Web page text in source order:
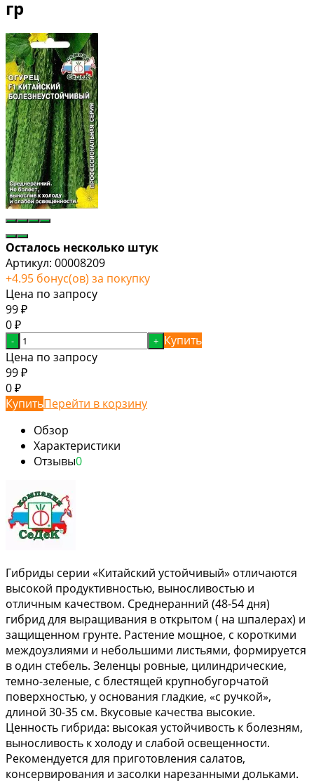
гр
Осталось несколько штук
Артикул: 00008209
+4.95 бонус(ов) за покупку
Цена по запросу
99 ₽
0 ₽
- + Купить
Цена по запросу
99 ₽
0 ₽
КупитьПерейти в корзину
Обзор
Характеристики
Отзывы0
Гибриды серии «Китайский устойчивый» отличаются
высокой продуктивностью, выносливостью и
отличным качеством. Среднеранний (48-54 дня)
гибрид для выращивания в открытом ( на шпалерах) и
защищенном грунте. Растение мощное, с короткими
междоузлиями и небольшими листьями, формируется
в один стебель. Зеленцы ровные, цилиндрические,
темно-зеленые, с блестящей крупнобугорчатой
поверхностью, у основания гладкие, «с ручкой»,
длиной 30-35 см. Вкусовые качества высокие.
Ценность гибрида: высокая устойчивость к болезням,
выносливость к холоду и слабой освещенности.
Рекомендуется для приготовления салатов,
консервирования и засолки нарезанными дольками.